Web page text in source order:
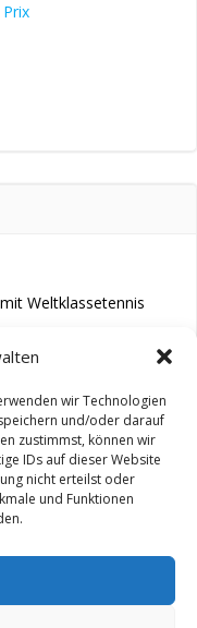
wir Technologien
und/oder darauf
zustimmst, können wir
IDs auf dieser Website
nicht erteilst oder
und Funktionen
Weltklassetennis
WordPress and